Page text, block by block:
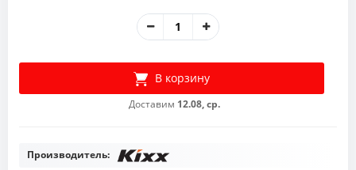
В корзину
Доставим 12.08, ср.
Производитель: